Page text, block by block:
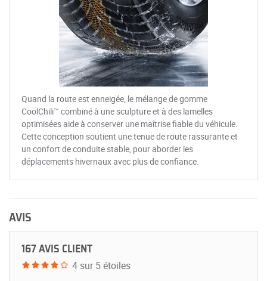
Quand la route est enneigée, le mélange de gomme
CoolChili™ combiné à une sculpture et à des lamelles
optimisées aide à conserver une maîtrise fiable du véhicule.
Cette conception soutient une tenue de route rassurante et
un confort de conduite stable, pour aborder les
déplacements hivernaux avec plus de confiance.
AVIS
167 AVIS CLIENT
4 sur 5 étoiles